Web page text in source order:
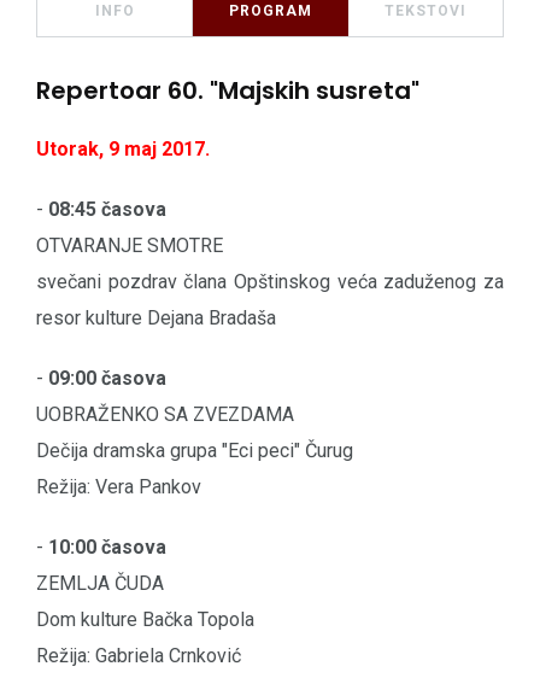
INFO PROGRAM TEKSTOVI
Repertoar 60. "Majskih susreta"
Utorak, 9 maj 2017.
- 08:45 časova
OTVARANJE SMOTRE
svečani pozdrav člana Opštinskog veća zaduženog za
resor kulture Dejana Bradaša
- 09:00 časova
UOBRAŽENKO SA ZVEZDAMA
Dečija dramska grupa "Eci peci" Čurug
Režija: Vera Pankov
- 10:00 časova
ZEMLJA ČUDA
Dom kulture Bačka Topola
Režija: Gabriela Crnković